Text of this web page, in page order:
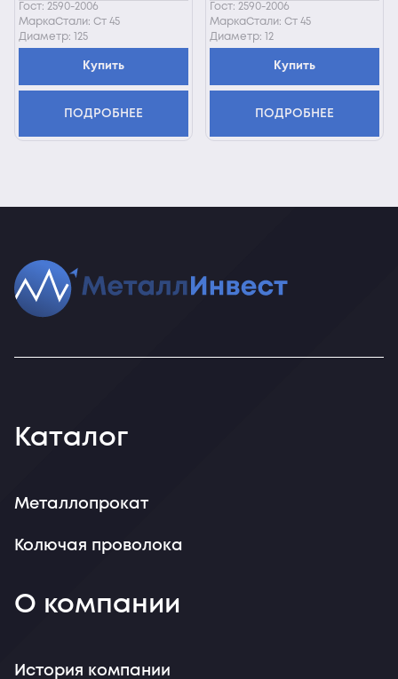
Гост: 2590-2006
МаркаСтали: Ст 45
Диаметр: 125
Купить
ПОДРОБНЕЕ
Гост: 2590-2006
МаркаСтали: Ст 45
Диаметр: 12
Купить
ПОДРОБНЕЕ
Каталог
Металлопрокат
Колючая проволока
О компании
История компании